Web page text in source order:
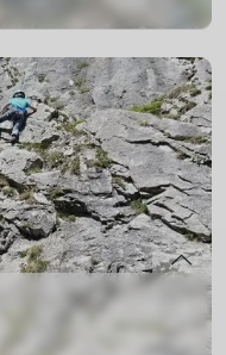
Pfingstausfahrt
Korsika!